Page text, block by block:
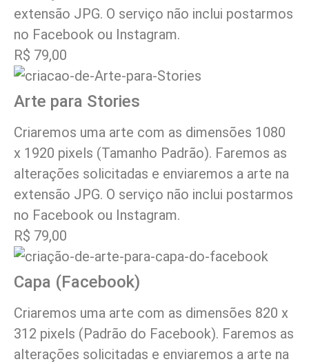
extensão JPG. O serviço não inclui postarmos
no Facebook ou Instagram.
R$ 79,00
Arte para Stories
Criaremos uma arte com as dimensões 1080
x 1920 pixels (Tamanho Padrão). Faremos as
alterações solicitadas e enviaremos a arte na
extensão JPG. O serviço não inclui postarmos
no Facebook ou Instagram.
R$ 79,00
Capa (Facebook)
Criaremos uma arte com as dimensões 820 x
312 pixels (Padrão do Facebook). Faremos as
alterações solicitadas e enviaremos a arte na